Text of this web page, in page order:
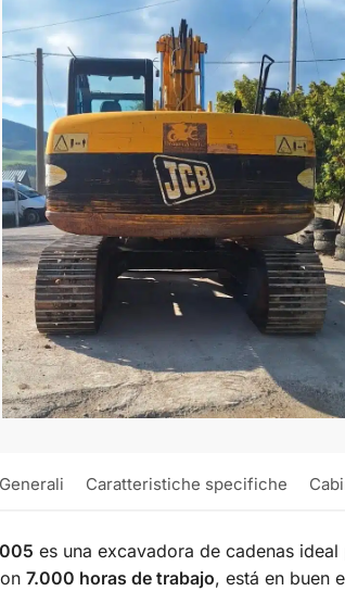
Generali Caratteristiche specifiche
es una excavadora de cadenas
7.000 horas de trabajo, está en buen